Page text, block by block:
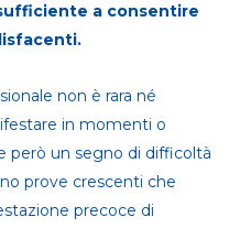
a consentire
non è rara né
in momenti o
però un segno di difficoltà
prove crescenti che
precoce di